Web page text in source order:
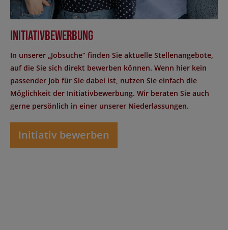
Initiativbewerbung
In unserer „Jobsuche“ finden Sie aktuelle Stellenangebote,
auf die Sie sich direkt bewerben können. Wenn hier kein
passender Job für Sie dabei ist, nutzen Sie einfach die
Möglichkeit der Initiativbewerbung. Wir beraten Sie auch
gerne persönlich in einer unserer Niederlassungen.
Initiativ bewerben